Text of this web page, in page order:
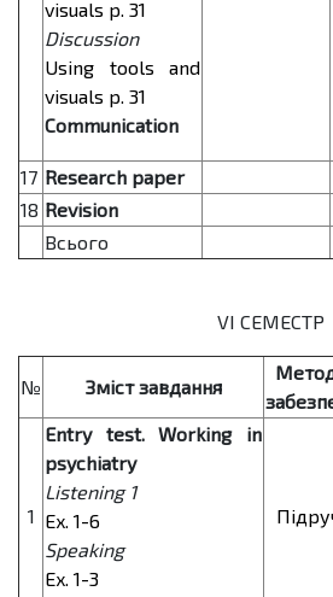
visuals p. 31
Discussion
Using tools and
visuals p. 31
Communication
17 Research paper
18 Revision
Всього
VІ СЕМЕСТР
№ Зміст завдання
1
Entry test. Working in
psychiatry
Listening 1
Ex. 1-6
Speaking
Ex. 1-3